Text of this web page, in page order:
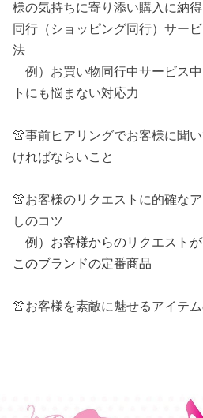
様の気持ちに寄り添い購入に納
同行（ショッピング同行）サー
法
例）お買い物同行中サービス
トにも悩まない対応力
👚事前ヒアリングでお客様に聞
ければならいこと
👚お客様のリクエストに的確な
しのコツ
例）お客様からのリクエスト
このブランドの定番商品
👚お客様を素敵に魅せるアイテ